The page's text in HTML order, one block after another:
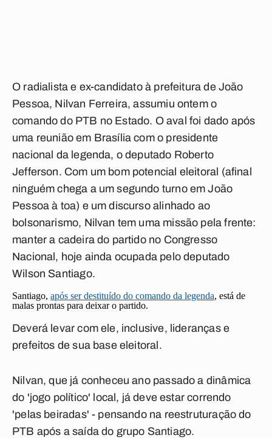
O radialista e ex-candidato à prefeitura de João
Pessoa, Nilvan Ferreira, assumiu ontem o
comando do PTB no Estado. O aval foi dado após
uma reunião em Brasília com o presidente
nacional da legenda, o deputado Roberto
Jefferson. Com um bom potencial eleitoral (afinal
ninguém chega a um segundo turno em João
Pessoa à toa) e um discurso alinhado ao
bolsonarismo, Nilvan tem uma missão pela frente:
manter a cadeira do partido no Congresso
Nacional, hoje ainda ocupada pelo deputado
Wilson Santiago.
Santiago, após ser destituído do comando da legenda, está de
malas prontas para deixar o partido.
Deverá levar com ele, inclusive, lideranças e
prefeitos de sua base eleitoral.
Nilvan, que já conheceu ano passado a dinâmica
do 'jogo político' local, já deve estar correndo
'pelas beiradas' - pensando na reestruturação do
PTB após a saída do grupo Santiago.